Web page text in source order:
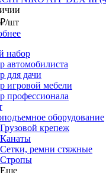
₽/шт
набор
автомобилиста
для дачи
игровой мебели
профессионала
оборудование
Грузовой крепеж
Канаты
Сетки, ремни стяжные
Стропы
Еще